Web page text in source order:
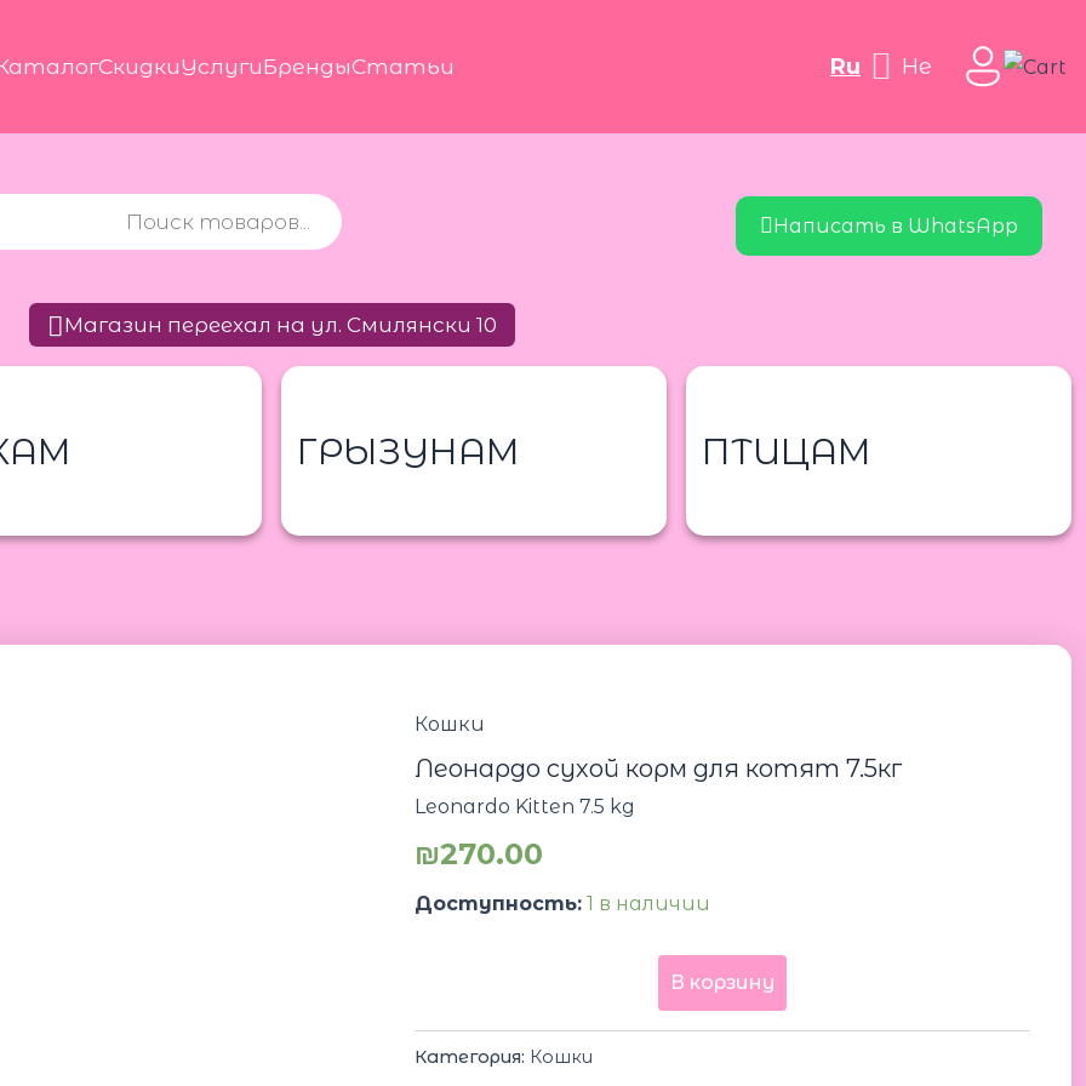
ru he
СкидкиУслугиБрендыСтатьи
Написать в WhatsApp
Магазин переехал на ул. Смилянски 10
ГРЫЗУНАМ ПТИЦАМ
Кошки
Леонардо сухой корм для котят 7.5кг
Leonardo Kitten 7.5 kg
₪270.00
Доступность: 1 в наличии
kg
котят
В корзину
Категория: Кошки